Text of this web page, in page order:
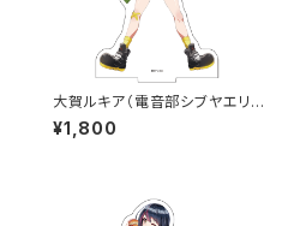
大賀ルキア（電音部シブヤエリ
ア） ドム音部コラボアクリルス
タンド
¥1,800